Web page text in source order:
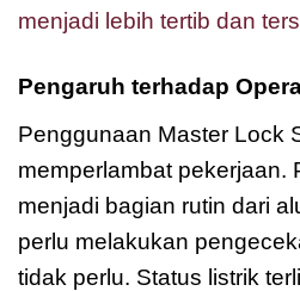
menjadi lebih tertib dan
Pengaruh terhadap
Penggunaan Master Lock
memperlambat pekerjaan.
menjadi bagian rutin dari
perlu melakukan
tidak perlu. Status listrik